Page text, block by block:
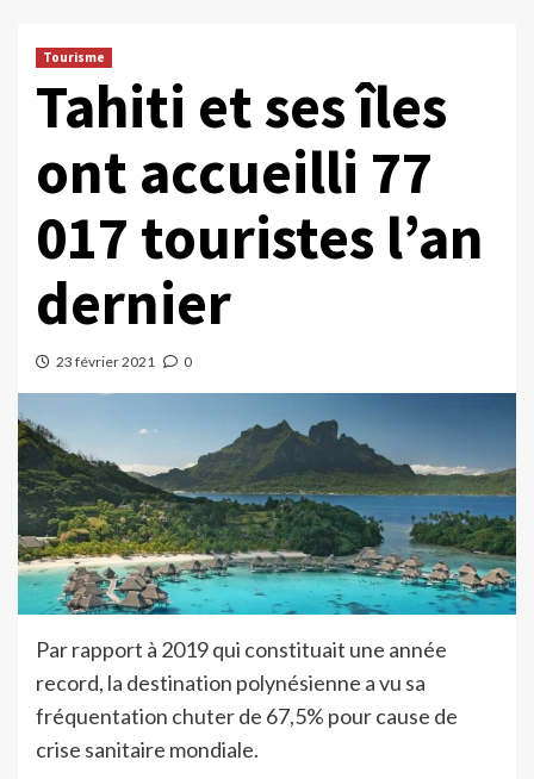
Tourisme
Tahiti et ses îles
ont accueilli 77
017 touristes l’an
dernier
23 février 2021 0
Par rapport à 2019 qui constituait une année
record, la destination polynésienne a vu sa
fréquentation chuter de 67,5% pour cause de
crise sanitaire mondiale.